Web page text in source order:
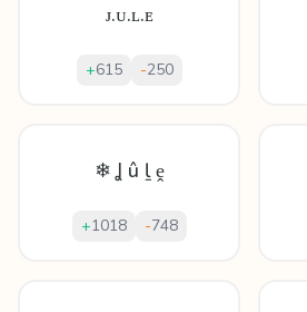
ᴊ.ᴜ.ʟ.ᴇ
+615 -250
❄ Ʝ û ḻ ḙ
+1018 -748